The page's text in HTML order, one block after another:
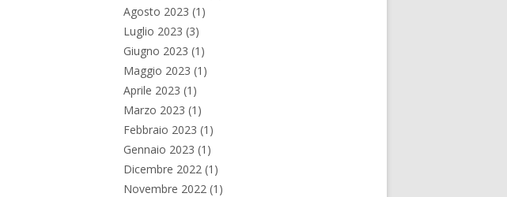
Agosto 2023 (1)
Luglio 2023 (3)
Giugno 2023 (1)
Maggio 2023 (1)
Aprile 2023 (1)
Marzo 2023 (1)
Febbraio 2023 (1)
Gennaio 2023 (1)
Dicembre 2022 (1)
Novembre 2022 (1)